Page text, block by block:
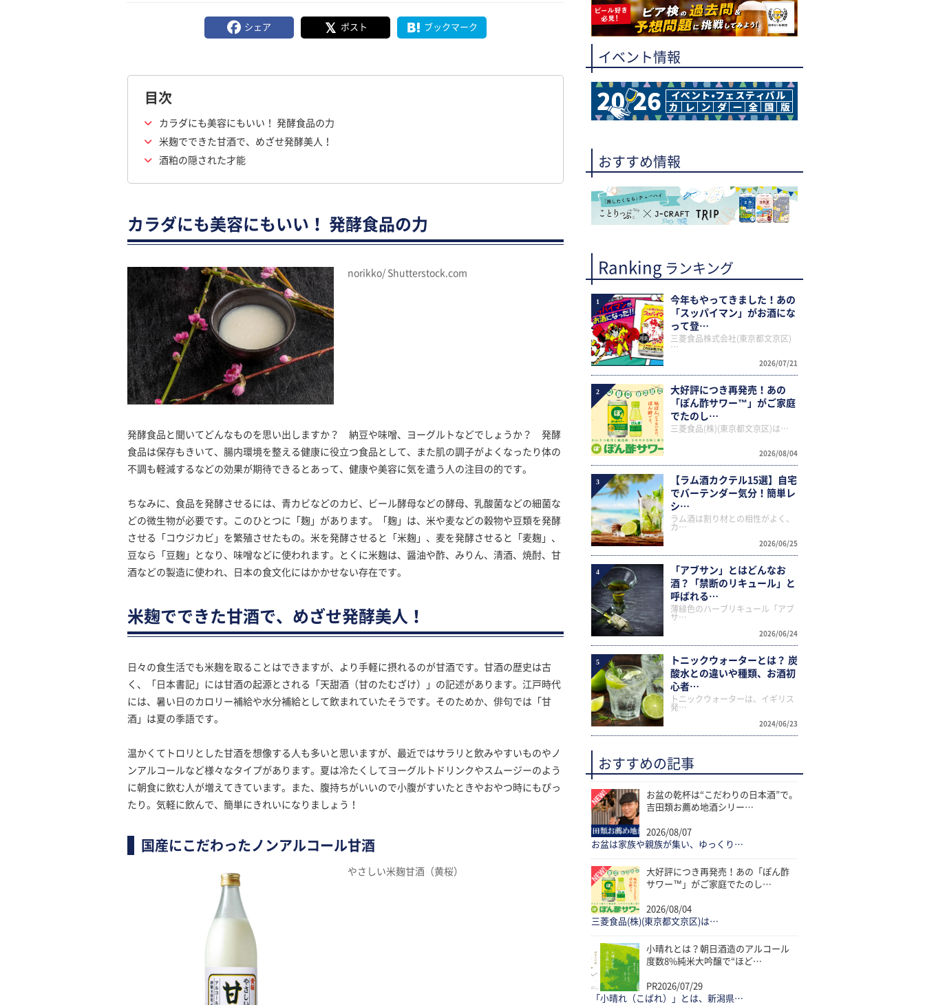
シェア ポスト ブックマーク
目次
カラダにも美容にもいい！ 発酵食品の力
米麹でできた甘酒で、めざせ発酵美人！
酒粕の隠された才能
カラダにも美容にもいい！ 発酵食品の力
norikko/ Shutterstock.com
発酵食品と聞いてどんなものを思い出しますか？ 納豆や味噌、ヨーグルトなどでしょうか？ 発酵
食品は保存もきいて、腸内環境を整える健康に役立つ食品として、また肌の調子がよくなったり体の
不調も軽減するなどの効果が期待できるとあって、健康や美容に気を遣う人の注目の的です。
ちなみに、食品を発酵させるには、青カビなどのカビ、ビール酵母などの酵母、乳酸菌などの細菌な
どの微生物が必要です。このひとつに「麹」があります。「麹」は、米や麦などの穀物や豆類を発酵
させる「コウジカビ」を繁殖させたもの。米を発酵させると「米麹」、麦を発酵させると「麦麹」、
豆なら「豆麹」となり、味噌などに使われます。とくに米麹は、醤油や酢、みりん、清酒、焼酎、甘
酒などの製造に使われ、日本の食文化にはかかせない存在です。
米麹でできた甘酒で、めざせ発酵美人！
日々の食生活でも米麹を取ることはできますが、より手軽に摂れるのが甘酒です。甘酒の歴史は古
く、「日本書記」には甘酒の起源とされる「天甜酒（甘のたむざけ）」の記述があります。江戸時代
には、暑い日のカロリー補給や水分補給として飲まれていたそうです。そのためか、俳句では「甘
酒」は夏の季語です。
温かくてトロリとした甘酒を想像する人も多いと思いますが、最近ではサラリと飲みやすいものやノ
ンアルコールなど様々なタイプがあります。夏は冷たくしてヨーグルトドリンクやスムージーのよう
に朝食に飲む人が増えてきています。また、腹持ちがいいので小腹がすいたときやおやつ時にもぴっ
たり。気軽に飲んで、簡単にきれいになりましょう！
国産にこだわったノンアルコール甘酒
やさしい米麹甘酒（黄桜）
イベント情報
おすすめ情報
Ranking ランキング
1
今年もやってきました！あの
「スッパイマン」がお酒にな
って登…
2026/07/21
三菱食品株式会社(東京都文京区)
…
2
大好評につき再発売！あの
「ぽん酢サワー™」がご家庭
でたのし…
2026/08/04
三菱食品(株)(東京都文京区)は…
3
【ラム酒カクテル15選】自宅
でバーテンダー気分！簡単レ
シ…
2026/06/25
ラム酒は割り材との相性がよく、
カ…
4
「アブサン」とはどんなお
酒？「禁断のリキュール」と
呼ばれる…
2026/06/24
薄緑色のハーブリキュール「アブ
サ…
5
トニックウォーターとは？ 炭
酸水との違いや種類、お酒初
心者…
2024/06/23
トニックウォーターは、イギリス
発…
おすすめの記事
お盆の乾杯は“こだわりの日本酒”で。
吉田類お薦め地酒シリー…
2026/08/07
お盆は家族や親族が集い、ゆっくり…
大好評につき再発売！あの「ぽん酢
サワー™」がご家庭でたのし…
2026/08/04
三菱食品(株)(東京都文京区)は…
小晴れとは？朝日酒造のアルコール
度数8%純米大吟醸で“ほど…
PR2026/07/29
「小晴れ（こばれ）」とは、新潟県…